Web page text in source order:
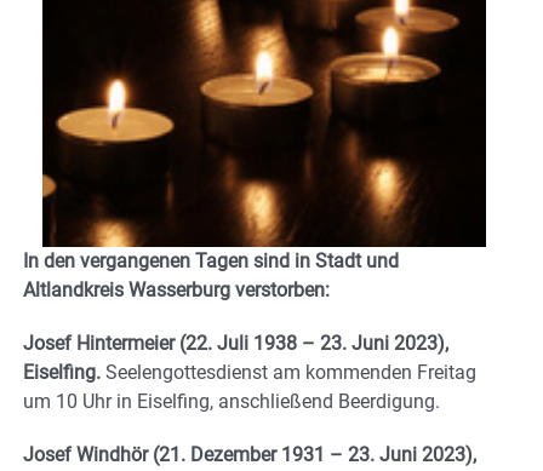
In den vergangenen Tagen sind in Stadt und
Altlandkreis Wasserburg verstorben:
Josef Hintermeier (22. Juli 1938 – 23. Juni 2023),
Eiselfing. Seelengottesdienst am kommenden Freitag
um 10 Uhr in Eiselfing, anschließend Beerdigung.
Josef Windhör (21. Dezember 1931 – 23. Juni 2023),